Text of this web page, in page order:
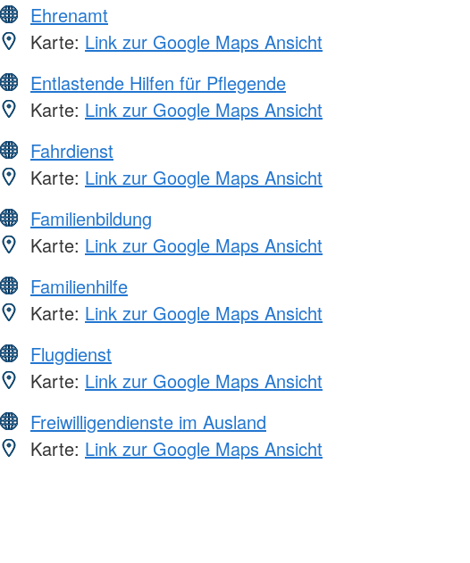
Ehrenamt
Karte: Link zur Google Maps Ansicht
Entlastende Hilfen für Pflegende
Karte: Link zur Google Maps Ansicht
Fahrdienst
Karte: Link zur Google Maps Ansicht
Familienbildung
Karte: Link zur Google Maps Ansicht
Familienhilfe
Karte: Link zur Google Maps Ansicht
Flugdienst
Karte: Link zur Google Maps Ansicht
Freiwilligendienste im Ausland
Karte: Link zur Google Maps Ansicht